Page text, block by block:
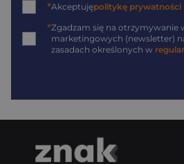
*Akceptujępolitykę prywatności
*Zgadzam się na otrzymywanie
marketingowych (newsletter)
zasadach określonych w